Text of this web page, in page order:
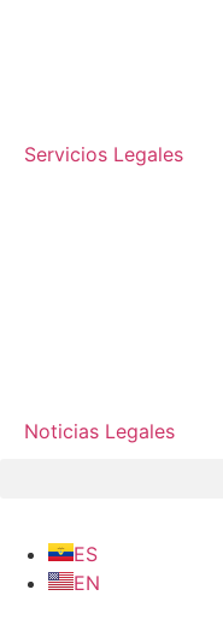
Servicios Legales
Noticias Legales
ES
EN